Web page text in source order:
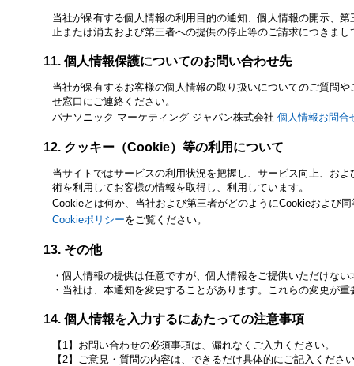
当社が保有する個人情報の利用目的の通知、個人情報の開示、
止または消去および第三者への提供の停止等のご請求につきま
個人情報保護についてのお問い合わせ先
当社が保有するお客様の個人情報の取り扱いについてのご質問
せ窓口にご連絡ください。
パナソニック マーケティング ジャパン株式会社個人情報お問合
クッキー（Cookie）等の利用について
当サイトではサービスの利用状況を把握し、サービス向上、お
術を利用してお客様の情報を取得し、利用しています。
Cookieとは何か、当社および第三者がどのようにCookieおよび
Cookieポリシーをご覧ください。
その他
個人情報の提供は任意ですが、個人情報をご提供いただけな
当社は、本通知を変更することがあります。これらの変更が
個人情報を入力するにあたっての注意事項
お問い合わせの必須事項は、漏れなくご入力ください。
ご意見・質問の内容は、できるだけ具体的にご記入くださ